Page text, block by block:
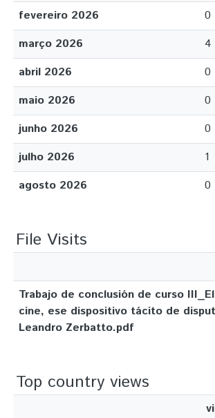
fevereiro 2026
0
março 2026
4
abril 2026
0
maio 2026
0
junho 2026
0
julho 2026
1
agosto 2026
0
File Visits
Trabajo de conclusión de curso III_El
cine, ese dispositivo tácito de
Leandro Zerbatto.pdf
Top country views